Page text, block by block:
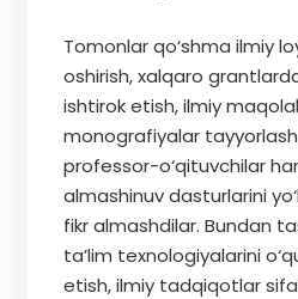
Tomonlar qo‘shma ilmiy
oshirish, xalqaro
ishtirok etish, ilmiy
monografiyalar
professor-o‘qituvchilar
almashinuv dasturlarini
fikr almashdilar. Bundan
ta’lim texnologiyalarini
etish, ilmiy tadqiqotlar